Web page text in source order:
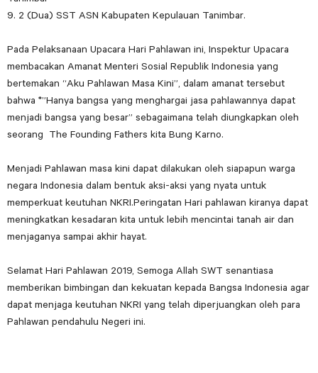
9. 2 (Dua) SST ASN Kabupaten Kepulauan Tanimbar.
Pada Pelaksanaan Upacara Hari Pahlawan ini, Inspektur Upacara
membacakan Amanat Menteri Sosial Republik Indonesia yang
bertemakan “Aku Pahlawan Masa Kini”, dalam amanat tersebut
bahwa *”Hanya bangsa yang menghargai jasa pahlawannya dapat
menjadi bangsa yang besar” sebagaimana telah diungkapkan oleh
seorang The Founding Fathers kita Bung Karno.
Menjadi Pahlawan masa kini dapat dilakukan oleh siapapun warga
negara Indonesia dalam bentuk aksi-aksi yang nyata untuk
memperkuat keutuhan NKRI.Peringatan Hari pahlawan kiranya dapat
meningkatkan kesadaran kita untuk lebih mencintai tanah air dan
menjaganya sampai akhir hayat.
Selamat Hari Pahlawan 2019, Semoga Allah SWT senantiasa
memberikan bimbingan dan kekuatan kepada Bangsa Indonesia agar
dapat menjaga keutuhan NKRI yang telah diperjuangkan oleh para
Pahlawan pendahulu Negeri ini.